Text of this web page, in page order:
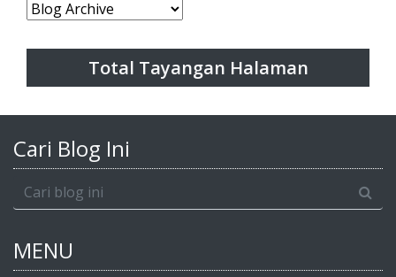
Total Tayangan Halaman
Cari Blog Ini
MENU